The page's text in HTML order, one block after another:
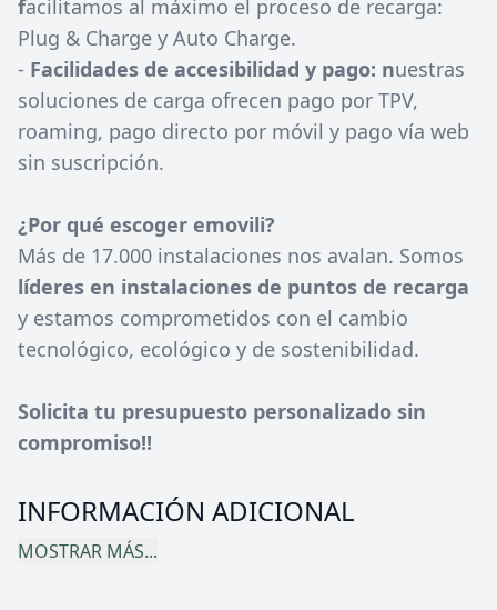
facilitamos al máximo el proceso de recarga:
Plug & Charge y Auto Charge.
- Facilidades de accesibilidad y pago: nuestras
soluciones de carga ofrecen pago por TPV,
roaming, pago directo por móvil y pago vía web
sin suscripción.
¿Por qué escoger emovili?
Más de 17.000 instalaciones nos avalan. Somos
líderes en instalaciones de puntos de recarga
y estamos comprometidos con el cambio
tecnológico, ecológico y de sostenibilidad.
Solicita tu presupuesto personalizado sin
compromiso!!
INFORMACIÓN ADICIONAL
MOSTRAR MÁS...